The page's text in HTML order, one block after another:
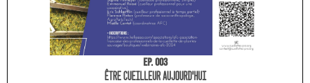
Ep. 003
Être cueilleur aujourd'HUI